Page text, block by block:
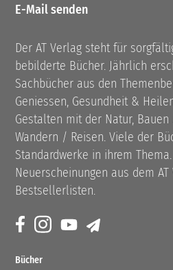
E-Mail senden
Der AT Verlag steht für
bebilderte Bücher. Jährlich
Sachbücher aus den
Geniessen, Gesundheit &
Gestalten mit der Natur,
Wandern / Reisen. Viele der
Standardwerke in ihrem
Neuerscheinungen aus dem
Bestsellerlisten.
Bücher